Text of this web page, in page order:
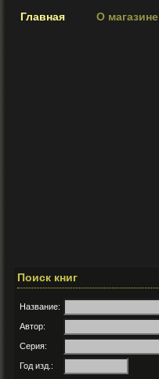
Главная О магазине
Поиск книг
Название:
Автор:
Серия:
Год изд.: